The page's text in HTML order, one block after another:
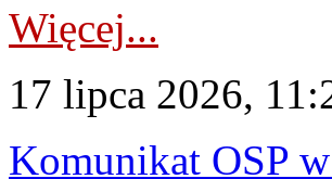
Więcej...
17 lipca 2026,
Komunikat OSP